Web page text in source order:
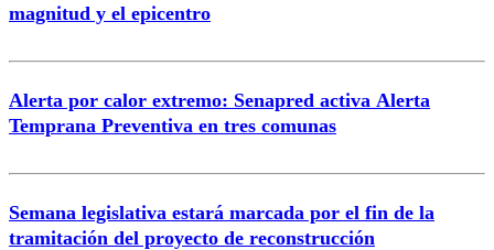
magnitud y el epicentro
Alerta por calor extremo: Senapred activa Alerta
Temprana Preventiva en tres comunas
Semana legislativa estará marcada por el fin de la
tramitación del proyecto de reconstrucción